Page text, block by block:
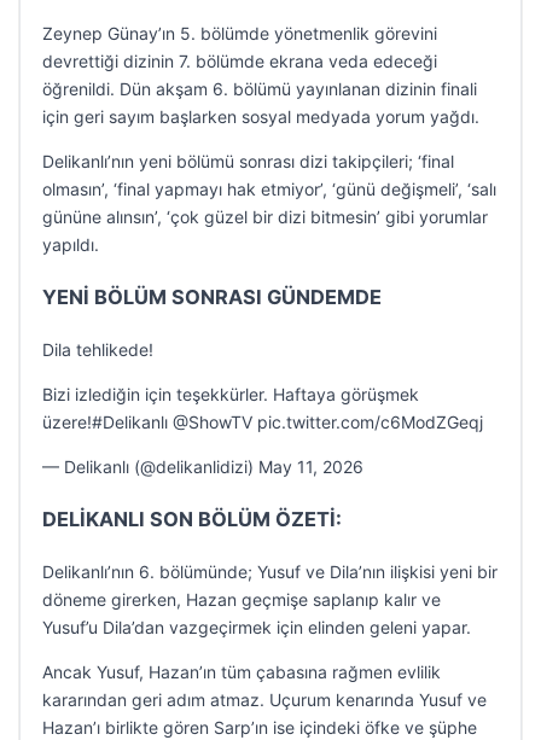
Zeynep Günay’ın 5. bölümde yönetmenlik görevini
devrettiği dizinin 7. bölümde ekrana veda edeceği
öğrenildi. Dün akşam 6. bölümü yayınlanan dizinin finali
için geri sayım başlarken sosyal medyada yorum yağdı.
Delikanlı’nın yeni bölümü sonrası dizi takipçileri; ‘final
olmasın’, ‘final yapmayı hak etmiyor’, ‘günü değişmeli’, ‘salı
gününe alınsın’, ‘çok güzel bir dizi bitmesin’ gibi yorumlar
yapıldı.
YENİ BÖLÜM SONRASI GÜNDEMDE
Dila tehlikede!
Bizi izlediğin için teşekkürler. Haftaya görüşmek
üzere!#Delikanlı @ShowTV pic.twitter.com/c6ModZGeqj
— Delikanlı (@delikanlidizi) May 11, 2026
DELİKANLI SON BÖLÜM ÖZETİ:
Delikanlı’nın 6. bölümünde; Yusuf ve Dila’nın ilişkisi yeni bir
döneme girerken, Hazan geçmişe saplanıp kalır ve
Yusuf’u Dila’dan vazgeçirmek için elinden geleni yapar.
Ancak Yusuf, Hazan’ın tüm çabasına rağmen evlilik
kararından geri adım atmaz. Uçurum kenarında Yusuf ve
Hazan’ı birlikte gören Sarp’ın ise içindeki öfke ve şüphe